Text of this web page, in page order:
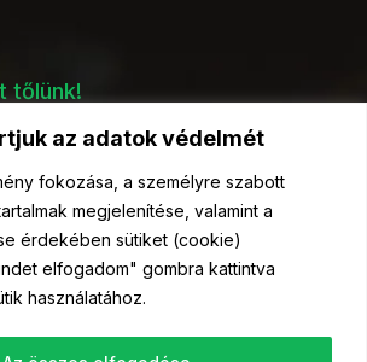
az adatok védelmét
fokozása, a személyre szabott
megjelenítése, valamint a
érdekében sütiket (cookie)
elfogadom" gombra kattintva
használatához.
tőlünk!
Ajánlatkérés
Kft- Minden jog fenntartva.